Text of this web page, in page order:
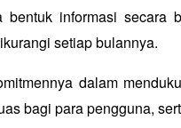
informasi secara
setiap bulannya.
dalam
bagi para pengguna,